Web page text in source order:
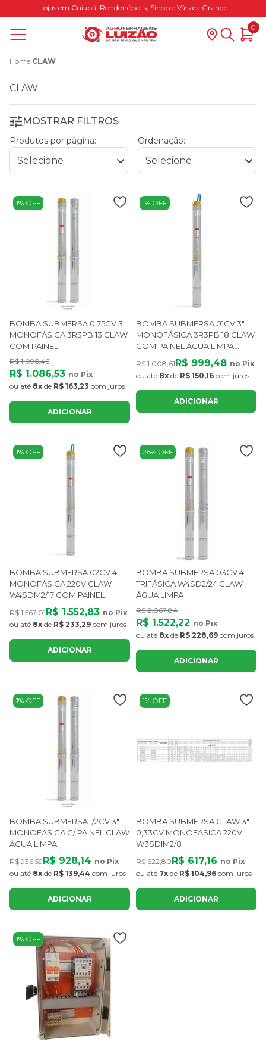
Lojas em Cuiabá, Rondonópolis, Sinop e Várzea Grande
0
Home|CLAW
CLAW
MOSTRAR FILTROS
Produtos por página: Ordenação:
1% OFF
BOMBA SUBMERSA 0,75CV 3"
MONOFÁSICA 3R3PB 13 CLAW
COM PAINEL
R$ 1.096,46
R$ 1.086,53 no Pix
ou até 8x de R$ 163,23 com juros
ADICIONAR
1% OFF
BOMBA SUBMERSA 01CV 3"
MONOFÁSICA 3R3PB 18 CLAW
COM PAINEL ÁGUA LIMPA,
POÇOS E IRRIGAÇÃO
R$ 1.008,61R$ 999,48 no Pix
ou até 8x de R$ 150,16 com juros
ADICIONAR
1% OFF
BOMBA SUBMERSA 02CV 4"
MONOFÁSICA 220V CLAW
W4SDM2/17 COM PAINEL
R$ 1.567,01R$ 1.552,83 no Pix
ou até 8x de R$ 233,29 com juros
ADICIONAR
26% OFF
BOMBA SUBMERSA 03CV 4"
TRIFÁSICA W4SD2/24 CLAW
ÁGUA LIMPA
R$ 2.067,84
R$ 1.522,22 no Pix
ou até 8x de R$ 228,69 com juros
ADICIONAR
1% OFF
BOMBA SUBMERSA 1/2CV 3"
MONOFÁSICA C/ PAINEL CLAW
ÁGUA LIMPA
R$ 936,59R$ 928,14 no Pix
ou até 8x de R$ 139,44 com juros
ADICIONAR
1% OFF
BOMBA SUBMERSA CLAW 3"
0,33CV MONOFÁSICA 220V
W3SDIM2/8
R$ 622,80R$ 617,16 no Pix
ou até 7x de R$ 104,96 com juros
ADICIONAR
1% OFF